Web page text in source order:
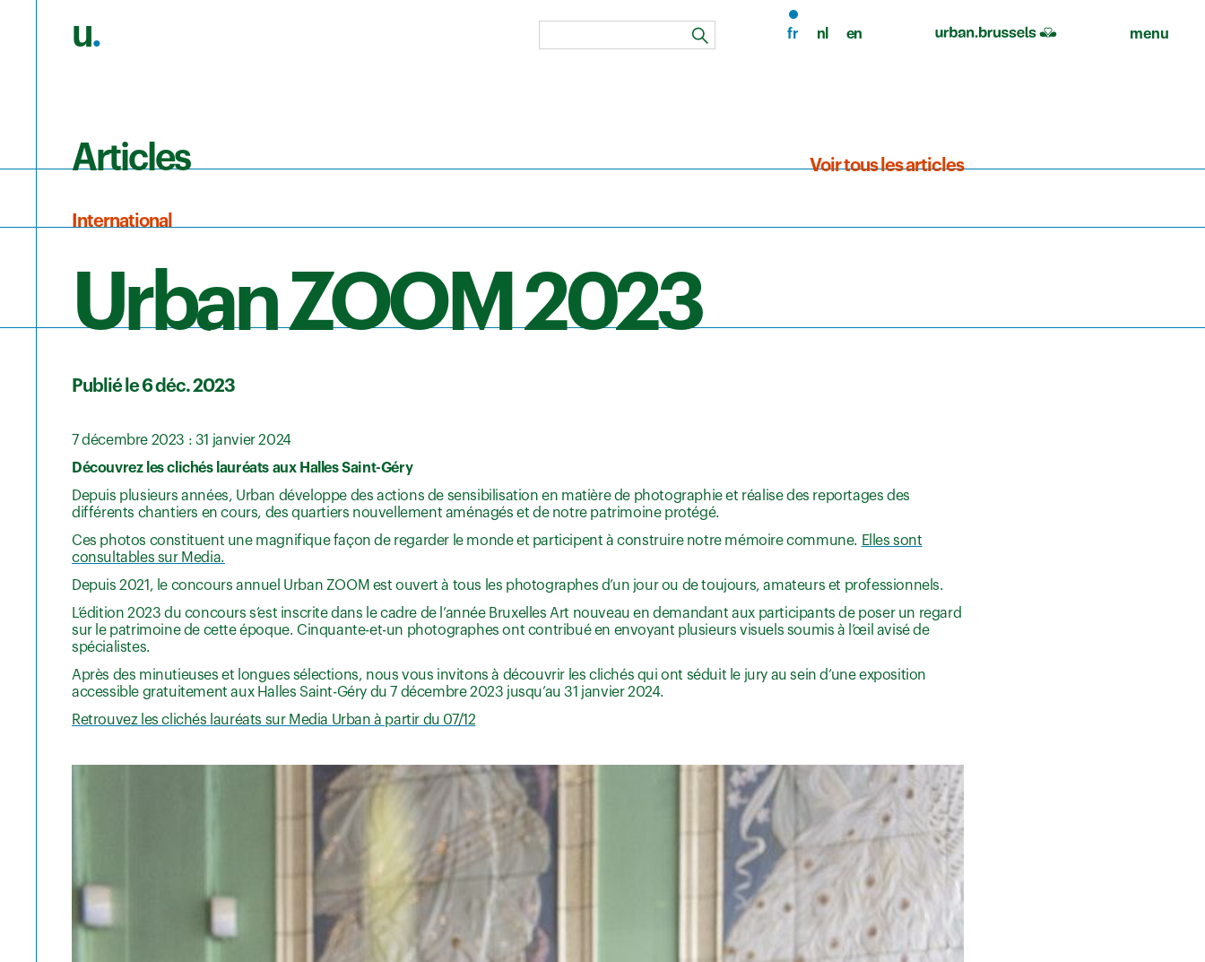
u. rechercher
fr nl en menu
Articles Voir tous les articles
International
Urban ZOOM 2023
Publié le 6 déc. 2023
7 décembre 2023 : 31 janvier 2024
Découvrez les clichés lauréats aux Halles Saint-Géry
Depuis plusieurs années, Urban développe des actions de sensibilisation en matière de photographie et réalise des reportages des
différents chantiers en cours, des quartiers nouvellement aménagés et de notre patrimoine protégé.
Ces photos constituent une magnifique façon de regarder le monde et participent à construire notre mémoire commune. Elles sont
consultables sur Media.
Depuis 2021, le concours annuel Urban ZOOM est ouvert à tous les photographes d’un jour ou de toujours, amateurs et professionnels.
L’édition 2023 du concours s’est inscrite dans le cadre de l’année Bruxelles Art nouveau en demandant aux participants de poser un regard
sur le patrimoine de cette époque. Cinquante-et-un photographes ont contribué en envoyant plusieurs visuels soumis à l’œil avisé de
spécialistes.
Après des minutieuses et longues sélections, nous vous invitons à découvrir les clichés qui ont séduit le jury au sein d’une exposition
accessible gratuitement aux Halles Saint-Géry du 7 décembre 2023 jusqu’au 31 janvier 2024.
Retrouvez les clichés lauréats sur Media Urban à partir du 07/12